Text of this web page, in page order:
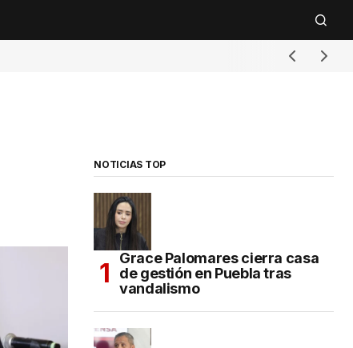
NOTICIAS TOP
Grace Palomares cierra casa
de gestión en Puebla tras
vandalismo